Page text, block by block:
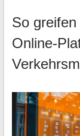
So
Online-